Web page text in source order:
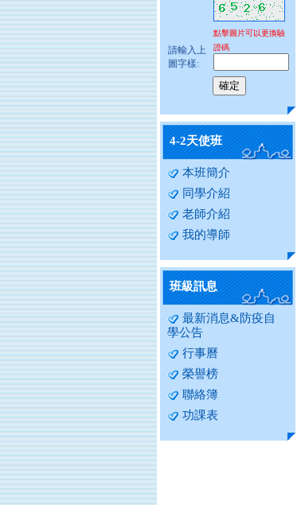
請輸入上
圖字樣:
點擊圖片可以更換驗
證碼
4-2天使班
本班簡介
同學介紹
老師介紹
我的導師
班級訊息
最新消息&防疫自
學公告
行事曆
榮譽榜
聯絡簿
功課表